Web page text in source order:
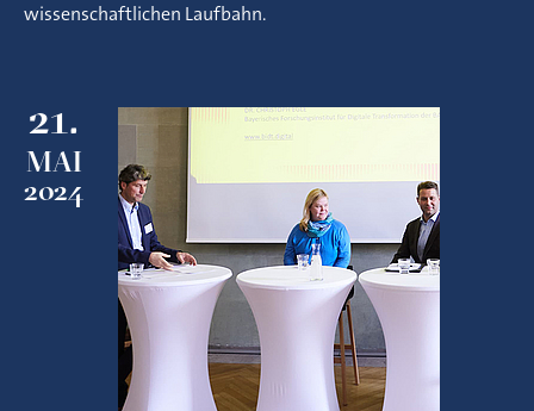
wissenschaftlichen Laufbahn.
21.
MAI
2024